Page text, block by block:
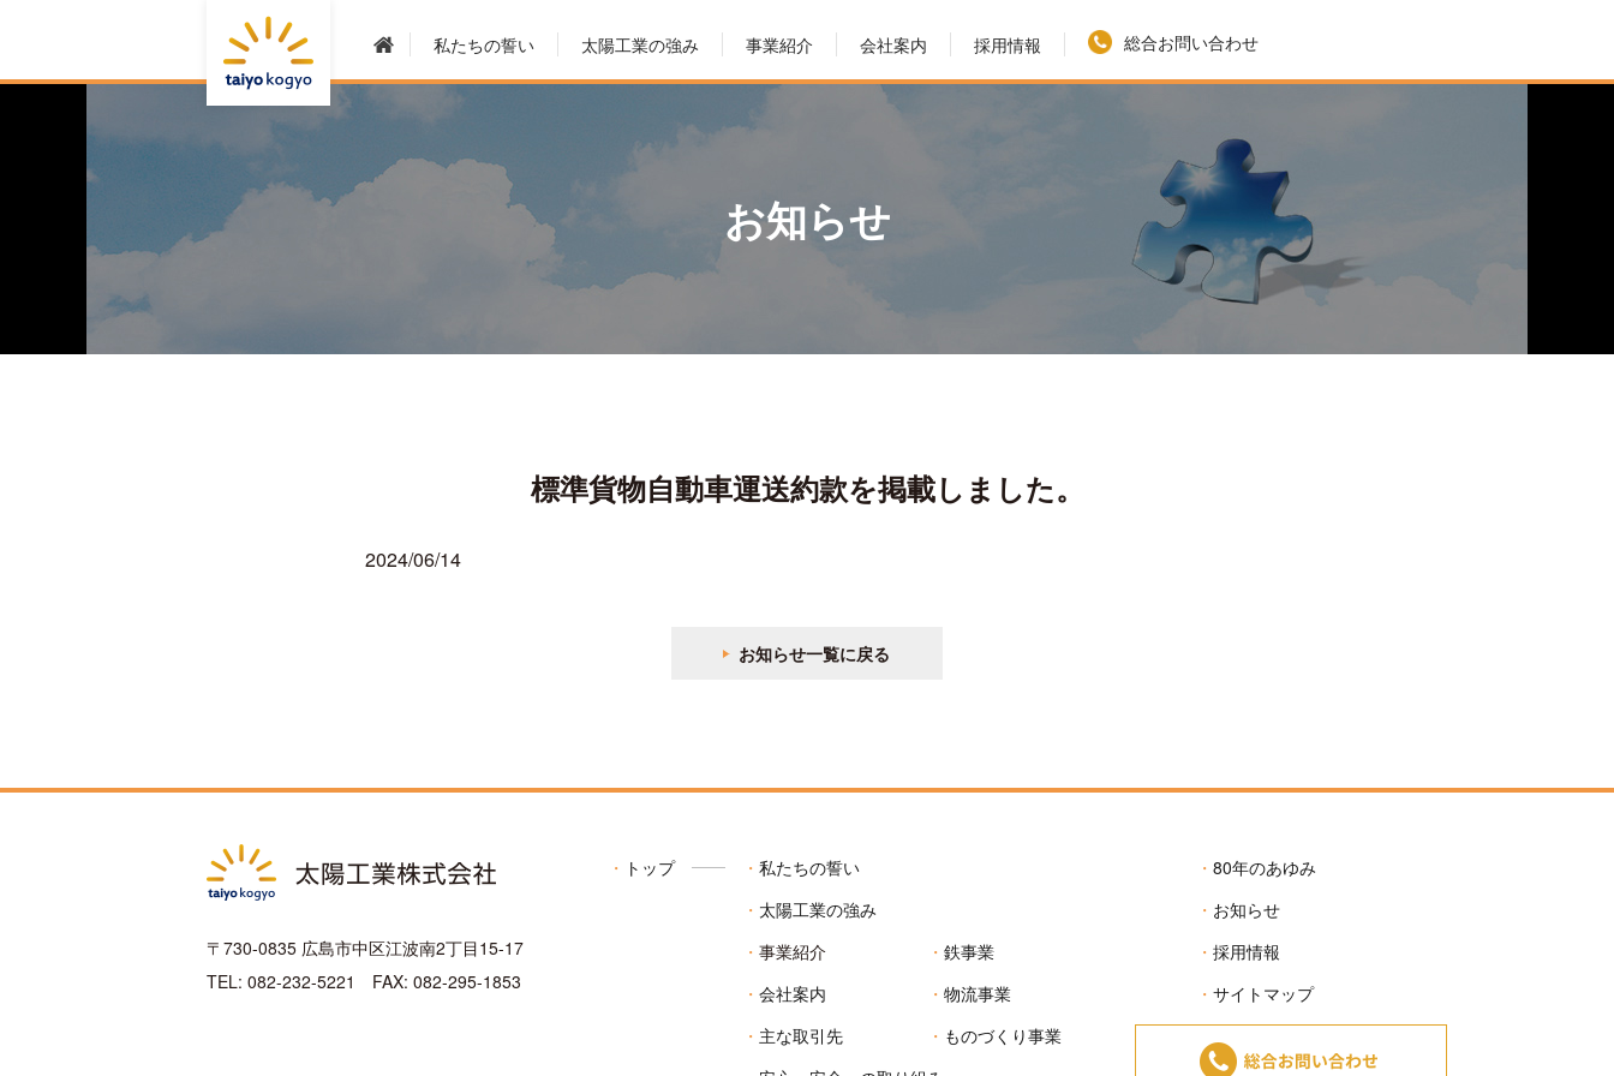
私たちの誓い 太陽工業の強み 事業紹介 会社案内 採用情報 総合お問い合わせ
お知らせ
標準貨物自動車運送約款を掲載しました。
2024/06/14
お知らせ一覧に戻る
〒730-0835 広島市中区江波南2丁目15-17
TEL: 082-232-5221 FAX: 082-295-1853
トップ
私たちの誓い
太陽工業の強み
事業紹介
鉄事業
物流事業
ものづくり事業
会社案内
主な取引先
80年のあゆみ
お知らせ
採用情報
サイトマップ